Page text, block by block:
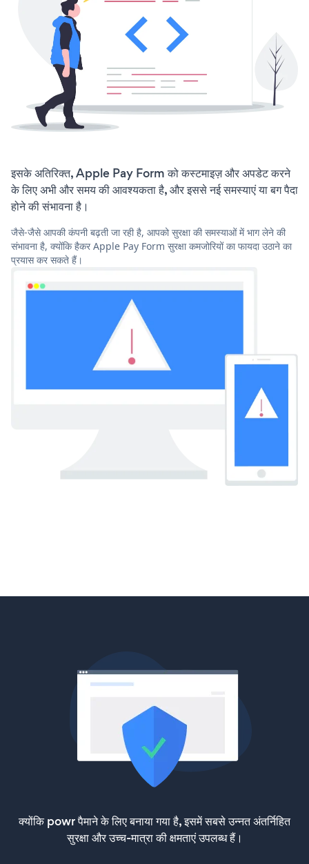
इसके अतिरिक्त, Apple Pay Form को कस्टमाइज़ और अपडेट करने
के लिए अभी और समय की आवश्यकता है, और इससे नई समस्याएं या बग पैदा
होने की संभावना है।
जैसे-जैसे आपकी कंपनी बढ़ती जा रही है, आपको सुरक्षा की समस्याओं में भाग लेने की
संभावना है, क्योंकि हैकर Apple Pay Form सुरक्षा कमजोरियों का फायदा उठाने का
प्रयास कर सकते हैं।
क्योंकि powr पैमाने के लिए बनाया गया है, इसमें सबसे उन्नत अंतर्निहित
सुरक्षा और उच्च-मात्रा की क्षमताएं उपलब्ध हैं।